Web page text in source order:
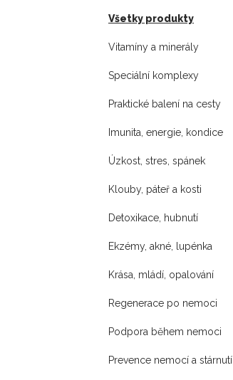
Všetky produkty
Vitamíny a minerály
Speciální komplexy
Praktické balení na cesty
Imunita, energie, kondice
Úzkost, stres, spánek
Klouby, páteř a kosti
Detoxikace, hubnutí
Ekzémy, akné, lupénka
Krása, mládí, opalování
Regenerace po nemoci
Podpora během nemoci
Prevence nemocí a stárnutí